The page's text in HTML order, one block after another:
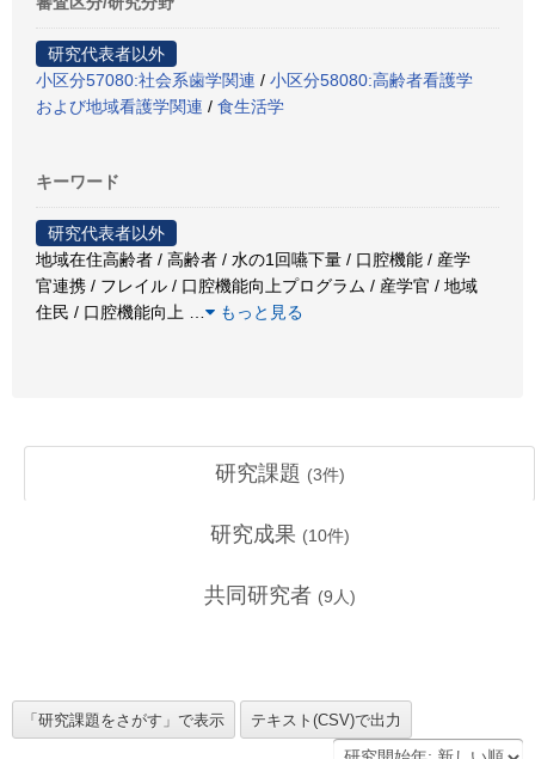
研究代表者以外
小区分57080:社会系歯学関連 / 小区分58080:高齢者看護学
および地域看護学関連 / 食生活学
キーワード
研究代表者以外
地域在住高齢者 / 高齢者 / 水の1回嚥下量 / 口腔機能 / 産学
官連携 / フレイル / 口腔機能向上プログラム / 産学官 / 地域
住民 / 口腔機能向上
もっと見る
研究課題 (3件)
研究成果 (10件)
共同研究者 (9 人)